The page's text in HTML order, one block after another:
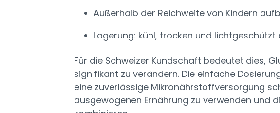
Außerhalb der Reichweite von Kindern
Lagerung: kühl, trocken und
Für die Schweizer Kundschaft bedeutet dies,
signifikant zu verändern. Die einfache
eine zuverlässige Mikronährstoffversorgung
ausgewogenen Ernährung zu verwenden und